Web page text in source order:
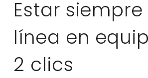
Estar siempre
línea en
2 clics